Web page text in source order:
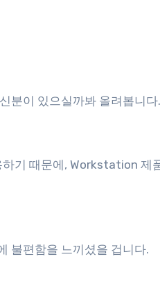
분이 있으실까봐 올려봅니다.
기 때문에, Workstation 제
불편함을 느끼셨을 겁니다.